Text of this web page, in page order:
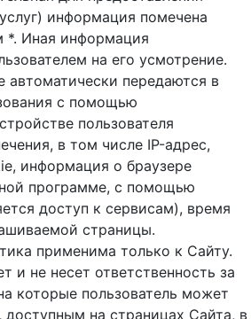
информация помечена
*. Иная информация
на его усмотрение.
автоматически передаются в
с помощью
пользователя
в том числе IP-адрес,
информация о браузере
программе, с помощью
доступ к cервисам), время
страницы.
применима только к Сайту.
и не несет ответственность за
которые пользователь может
доступным на страницах Сайта, в